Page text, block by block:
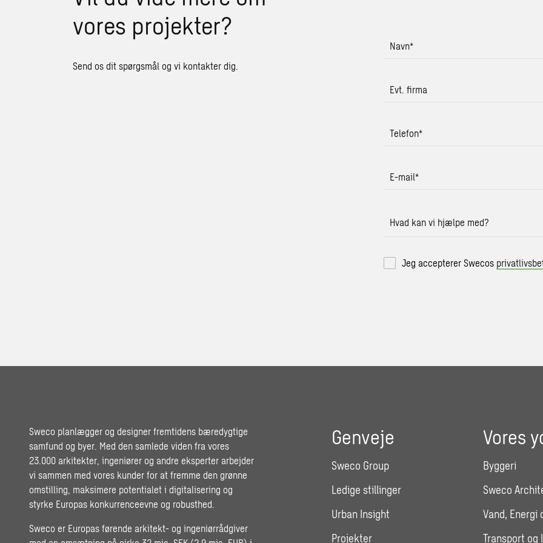
vores projekter?
Send os dit spørgsmål og vi kontakter dig.
Navn*
Evt. firma
Telefon*
E-mail*
Hvad kan vi hjælpe med?
Jeg accepterer Swecos
Sweco planlægger og designer fremtidens bæredygtige
samfund og byer. Med den samlede viden fra vores
23.000 arkitekter, ingeniører og andre eksperter arbejder
vi sammen med vores kunder for at fremme den grønne
omstilling, maksimere potentialet i digitalisering og
styrke Europas konkurrenceevne og robusthed.
Sweco er Europas førende arkitekt- og ingeniørrådgiver
Genveje
Sweco Group
Ledige stillinger
Urban Insight
Projekter
Vores
Byggeri
Sweco
Vand, Energi
Transport